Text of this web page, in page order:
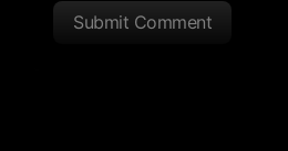
Submit Comment